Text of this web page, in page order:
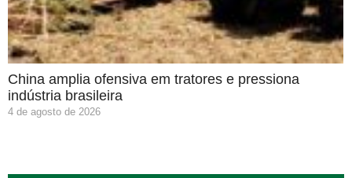
China amplia ofensiva em tratores e pressiona
indústria brasileira
4 de agosto de 2026